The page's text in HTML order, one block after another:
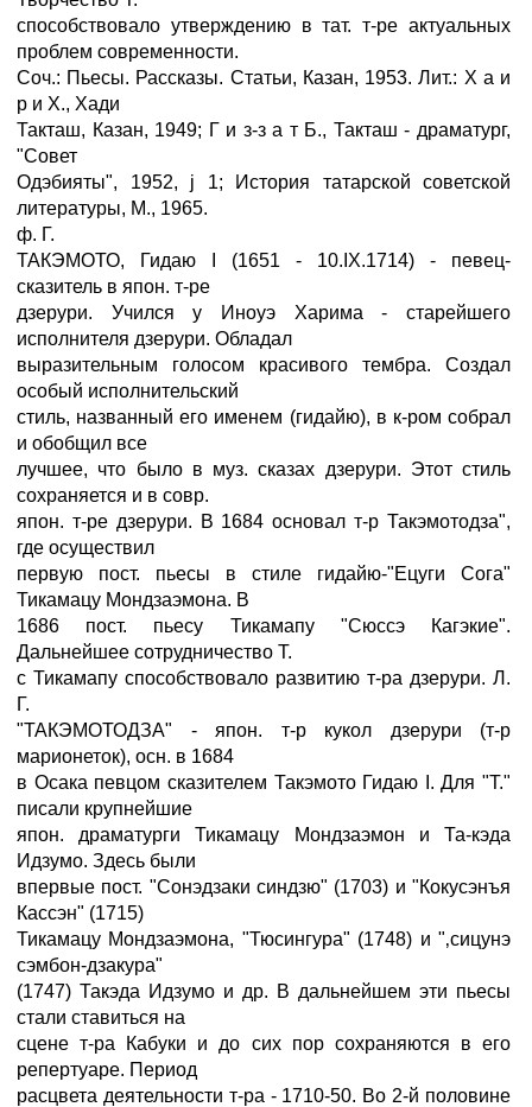
способствовало утверждению в тат. т-ре актуальных
проблем современности.
Соч.: Пьесы. Рассказы. Статьи, Казан, 1953. Лит.: Х а и
р и X., Хади
Такташ, Казан, 1949; Г и з-з а т Б., Такташ - драматург,
"Совет
Одэбияты", 1952, ј 1; История татарской советской
литературы, М., 1965.
ф. Г.
ТАКЭМОТО, Гидаю I (1651 - 10.IX.1714) - певец-
сказитель в япон. т-ре
дзерури. Учился у Иноуэ Харима - старейшего
исполнителя дзерури. Обладал
выразительным голосом красивого тембра. Создал
особый исполнительский
стиль, названный его именем (гидайю), в к-ром собрал
и обобщил все
лучшее, что было в муз. сказах дзерури. Этот стиль
сохраняется и в совр.
япон. т-ре дзерури. В 1684 основал т-р Такэмотодза",
где осуществил
первую пост. пьесы в стиле гидайю-"Ецуги Сога"
Тикамацу Мондзаэмона. В
1686 пост. пьесу Тикамапу "Сюссэ Кагэкие".
Дальнейшее сотрудничество Т.
с Тикамапу способствовало развитию т-ра дзерури. Л.
Г.
"ТАКЭМОТОДЗА" - япон. т-р кукол дзерури (т-р
марионеток), осн. в 1684
в Осака певцом сказителем Такэмото Гидаю I. Для "Т."
писали крупнейшие
япон. драматурги Тикамацу Мондзаэмон и Та-кэда
Идзумо. Здесь были
впервые пост. "Сонэдзаки синдзю" (1703) и "Кокусэнъя
Кассэн" (1715)
Тикамацу Мондзаэмона, "Тюсингура" (1748) и "‚сицунэ
сэмбон-дзакура"
(1747) Такэда Идзумо и др. В дальнейшем эти пьесы
стали ставиться на
сцене т-ра Кабуки и до сих пор сохраняются в его
репертуаре. Период
расцвета деятельности т-ра - 1710-50. Во 2-й половине